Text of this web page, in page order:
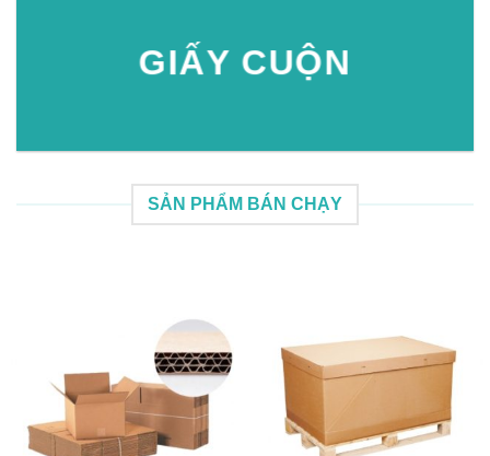
GIẤY CUỘN
SẢN PHẨM BÁN CHẠY